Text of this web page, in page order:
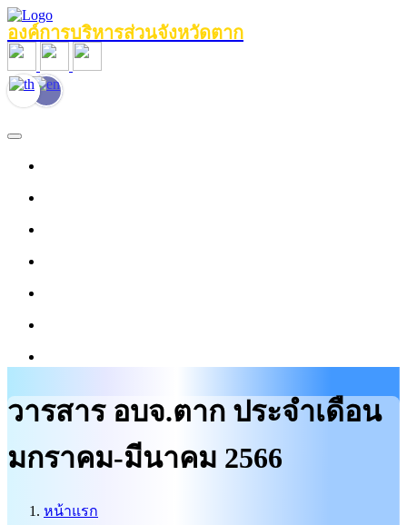
องค์การบริหารส่วนจังหวัดตาก
บริการนักท่องเที่ยว
ติดต่อเรา
วารสาร อบจ.ตาก ประจำเดือน
มกราคม-มีนาคม 2566
หน้าแรก